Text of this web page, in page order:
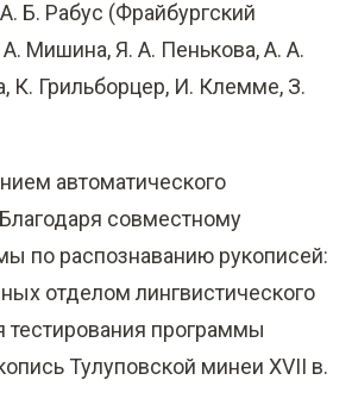
Б. Рабус (Фрайбургский
Мишина, Я. А. Пенькова, А. А.
К. Грильборцер, И. Клемме, З.
автоматического
совместному
по распознаванию рукописей:
отделом лингвистического
тестирования программы
Тулуповской минеи XVII в.